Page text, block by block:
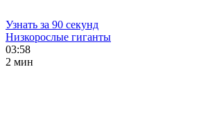
Узнать за 90 секунд
Низкорослые гиганты
03:58
2 мин